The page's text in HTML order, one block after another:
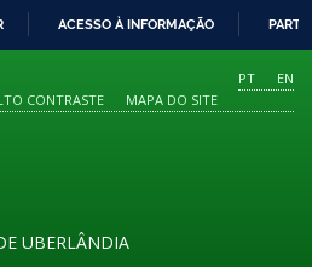
O
CONTEÚDO
ACESSO À INFORMAÇÃO
PT
EN
CONTRASTE MAPA DO SITE
UBERLÂNDIA